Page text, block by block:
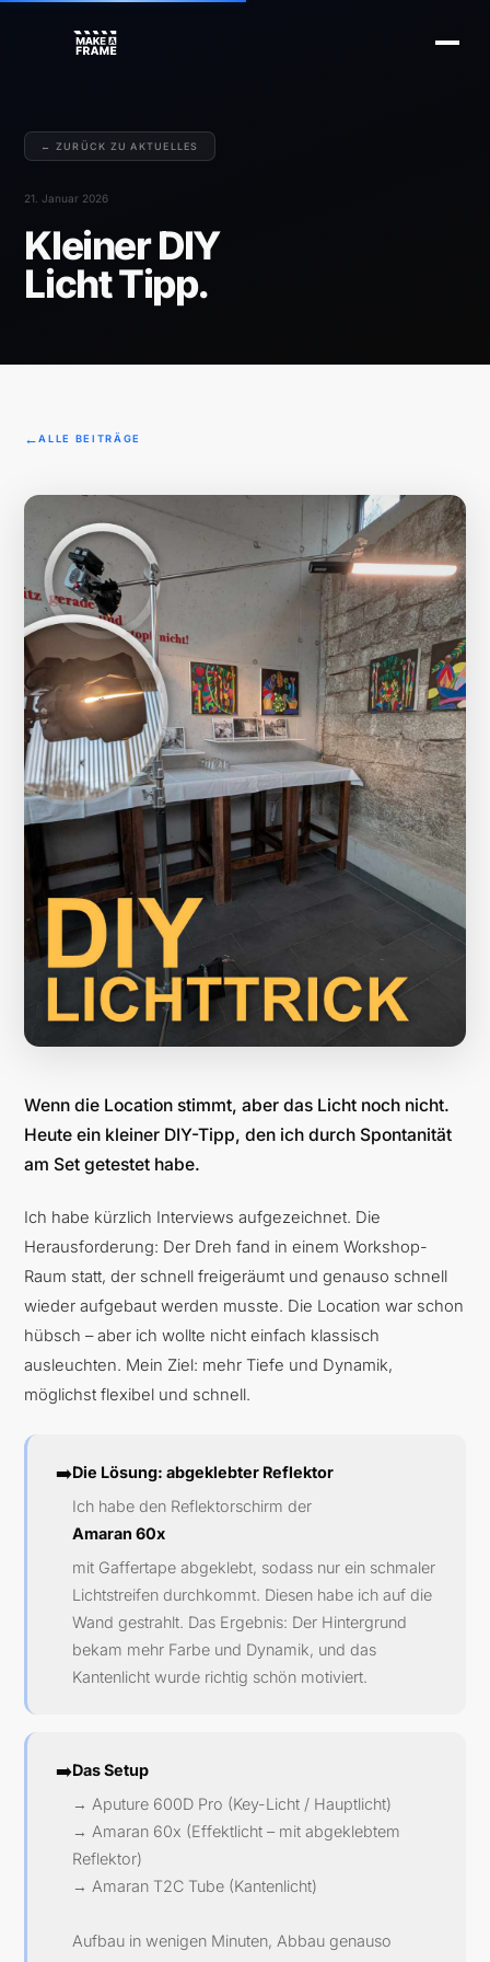
← ZURÜCK ZU AKTUELLES
21. Januar 2026
Kleiner DIY
Licht Tipp.
ALLE BEITRÄGE
Wenn die Location stimmt, aber das Licht noch nicht.
Heute ein kleiner DIY-Tipp, den ich durch Spontanität
am Set getestet habe.
Ich habe kürzlich Interviews aufgezeichnet. Die
Herausforderung: Der Dreh fand in einem Workshop-
Raum statt, der schnell freigeräumt und genauso schnell
wieder aufgebaut werden musste. Die Location war schon
hübsch – aber ich wollte nicht einfach klassisch
ausleuchten. Mein Ziel: mehr Tiefe und Dynamik,
möglichst flexibel und schnell.
➡️Die Lösung: abgeklebter Reflektor
Ich habe den Reflektorschirm der
Amaran 60x
mit Gaffertape abgeklebt, sodass nur ein schmaler
Lichtstreifen durchkommt. Diesen habe ich auf die
Wand gestrahlt. Das Ergebnis: Der Hintergrund
bekam mehr Farbe und Dynamik, und das
Kantenlicht wurde richtig schön motiviert.
➡️Das Setup
→ Aputure 600D Pro (Key-Licht / Hauptlicht)
→ Amaran 60x (Effektlicht – mit abgeklebtem
Reflektor)
→ Amaran T2C Tube (Kantenlicht)
Aufbau in wenigen Minuten, Abbau genauso